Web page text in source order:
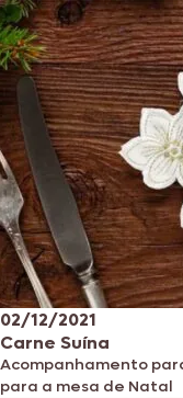
02/12/2021
Carne Suína
Acompanhamento
para a mesa de Natal